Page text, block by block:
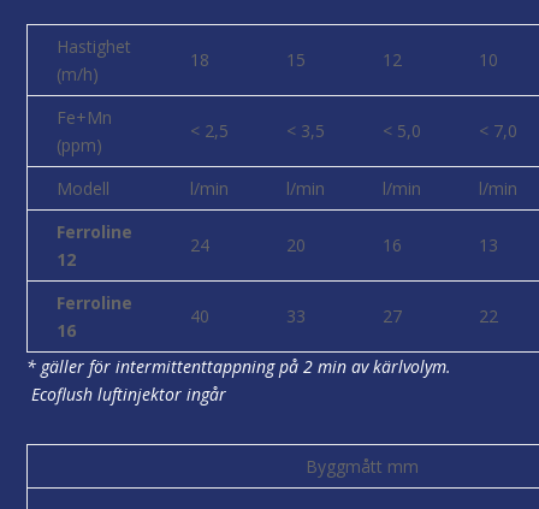
Hastighet
(m/h)
18 15 12 10
Fe+Mn
(ppm)
< 2,5 < 3,5 < 5,0 < 7,0
Modell l/min l/min l/min
l/min
Ferroline
12
24 20 16 13
Ferroline
16
40 33 27 22
* gäller för intermittenttappning på 2 min av kärlvolym.
Ecoflush luftinjektor ingår
Byggmått mm